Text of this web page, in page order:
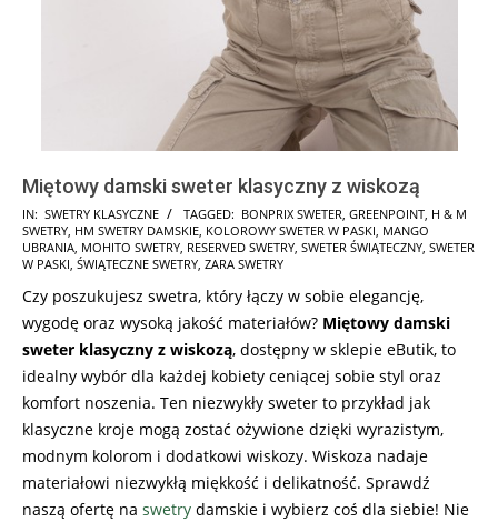
Miętowy damski sweter klasyczny z wiskozą
2025-
11-
20
IN: SWETRY KLASYCZNE TAGGED: BONPRIX SWETER, GREENPOINT, H & M
SWETRY, HM SWETRY DAMSKIE, KOLOROWY SWETER W PASKI, MANGO
UBRANIA, MOHITO SWETRY, RESERVED SWETRY, SWETER ŚWIĄTECZNY, SWETER
W PASKI, ŚWIĄTECZNE SWETRY, ZARA SWETRY
Czy poszukujesz swetra, który łączy w sobie elegancję,
wygodę oraz wysoką jakość materiałów? Miętowy damski
sweter klasyczny z wiskozą, dostępny w sklepie eButik, to
idealny wybór dla każdej kobiety ceniącej sobie styl oraz
komfort noszenia. Ten niezwykły sweter to przykład jak
klasyczne kroje mogą zostać ożywione dzięki wyrazistym,
modnym kolorom i dodatkowi wiskozy. Wiskoza nadaje
materiałowi niezwykłą miękkość i delikatność. Sprawdź
naszą ofertę na swetry damskie i wybierz coś dla siebie! Nie